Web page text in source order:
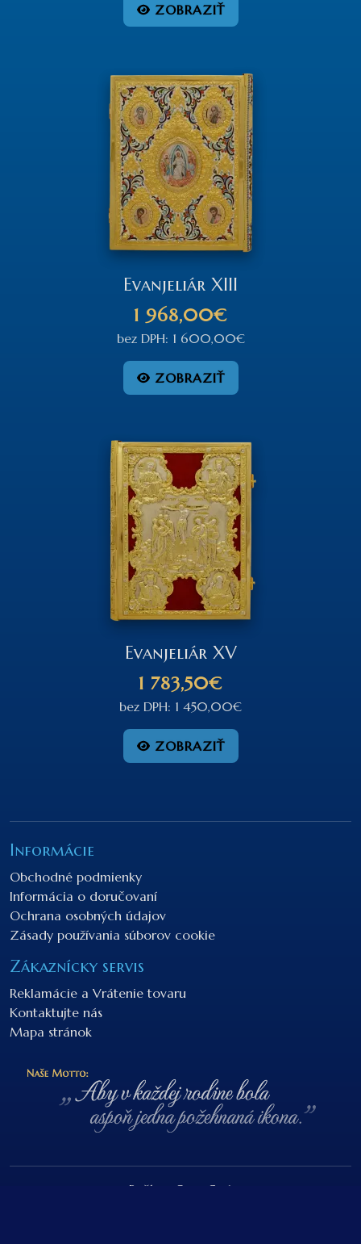
ZOBRAZIŤ
Evanjeliár XIII
1 968,00€
bez DPH: 1 600,00€
ZOBRAZIŤ
Evanjeliár XV
1 783,50€
bez DPH: 1 450,00€
ZOBRAZIŤ
Informácie
Obchodné podmienky
Informácia o doručovaní
Ochrana osobných údajov
Zásady používania súborov cookie
Zákaznícky servis
Reklamácie a Vrátenie tovaru
Kontaktujte nás
Mapa stránok
Beží na
OpenCart